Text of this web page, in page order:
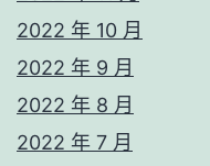
2022 年 10 月
2022 年 9 月
2022 年 8 月
2022 年 7 月